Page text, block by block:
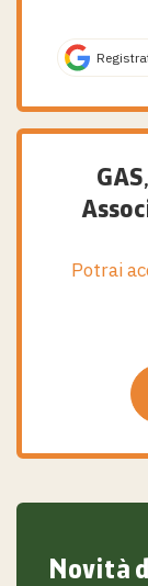
Potrai
Salta
contenuto
Novità